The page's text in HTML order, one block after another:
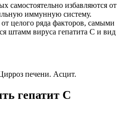
самостоятельно избавляются от
иммунную систему.
целого ряда факторов, самыми
штамм вируса гепатита С и вид
печени. Асцит.
гепатит С